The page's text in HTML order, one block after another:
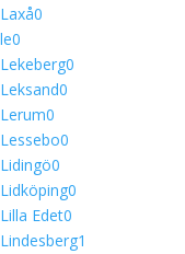
Laxå0
le0
Lekeberg0
Leksand0
Lerum0
Lessebo0
Lidingö0
Lidköping0
Lilla Edet0
Lindesberg1